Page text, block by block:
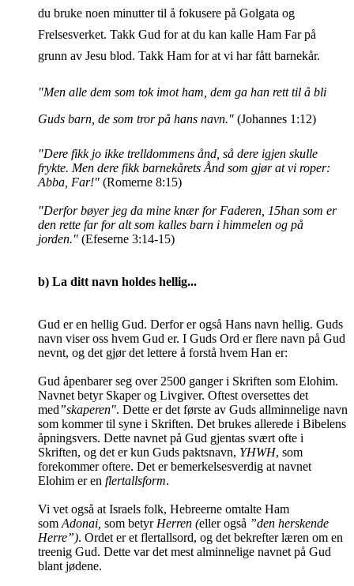
du bruke noen minutter til å fokusere på Golgata og
Frelsesverket. Takk Gud for at du kan kalle Ham Far på
grunn av Jesu blod. Takk Ham for at vi har fått barnekår.
"Men alle dem som tok imot ham, dem ga han rett til å bli
Guds barn, de som tror på hans navn." (Johannes 1:12)
"Dere fikk jo ikke trelldommens ånd, så dere igjen skulle
frykte. Men dere fikk barnekårets Ånd som gjør at vi roper:
Abba, Far!" (Romerne 8:15)
"Derfor bøyer jeg da mine knær for Faderen, 15han som er
den rette far for alt som kalles barn i himmelen og på
jorden." (Efeserne 3:14-15)
b) La ditt navn holdes hellig...
Gud er en hellig Gud. Derfor er også Hans navn hellig. Guds
navn viser oss hvem Gud er. I Guds Ord er flere navn på Gud
nevnt, og det gjør det lettere å forstå hvem Han er:
Gud åpenbarer seg over 2500 ganger i Skriften som Elohim.
Navnet betyr Skaper og Livgiver. Oftest oversettes det
med”skaperen". Dette er det første av Guds allminnelige navn
som kommer til syne i Skriften. Det brukes allerede i Bibelens
åpningsvers. Dette navnet på Gud gjentas svært ofte i
Skriften, og det er kun Guds paktsnavn, YHWH, som
forekommer oftere. Det er bemerkelsesverdig at navnet
Elohim er en flertallsform.
Vi vet også at Israels folk, Hebreerne omtalte Ham
som Adonai, som betyr Herren (eller også ”den herskende
Herre”). Ordet er et flertallsord, og det bekrefter læren om en
treenig Gud. Dette var det mest alminnelige navnet på Gud
blant jødene.